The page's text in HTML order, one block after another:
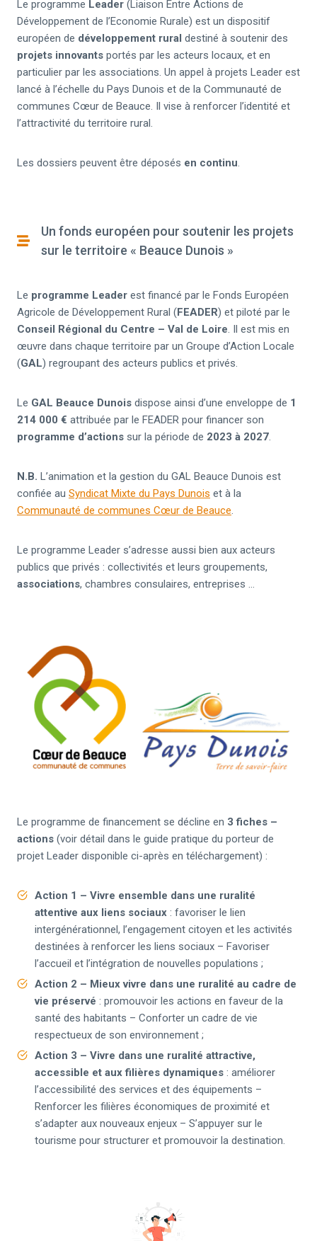
Le programme Leader (Liaison Entre Actions de
Développement de l’Economie Rurale) est un dispositif
européen de développement rural destiné à soutenir des
projets innovants portés par les acteurs locaux, et en
particulier par les associations. Un appel à projets Leader est
lancé à l’échelle du Pays Dunois et de la Communauté de
communes Cœur de Beauce. Il vise à renforcer l’identité et
l’attractivité du territoire rural.
Les dossiers peuvent être déposés en continu.
Un fonds européen pour soutenir les projets
sur le territoire « Beauce Dunois »
Le programme Leader est financé par le Fonds Européen
Agricole de Développement Rural (FEADER) et piloté par le
Conseil Régional du Centre – Val de Loire. Il est mis en
œuvre dans chaque territoire par un Groupe d’Action Locale
(GAL) regroupant des acteurs publics et privés.
Le GAL Beauce Dunois dispose ainsi d’une enveloppe de 1
214 000 € attribuée par le FEADER pour financer son
programme d’actions sur la période de 2023 à 2027.
N.B. L’animation et la gestion du GAL Beauce Dunois est
confiée au Syndicat Mixte du Pays Dunois et à la
Communauté de communes Cœur de Beauce.
Le programme Leader s’adresse aussi bien aux acteurs
publics que privés : collectivités et leurs groupements,
associations, chambres consulaires, entreprises …
Le programme de financement se décline en 3 fiches –
actions (voir détail dans le guide pratique du porteur de
projet Leader disponible ci-après en téléchargement) :
Action 1 – Vivre ensemble dans une ruralité
attentive aux liens sociaux : favoriser le lien
intergénérationnel, l’engagement citoyen et les activités
destinées à renforcer les liens sociaux – Favoriser
l’accueil et l’intégration de nouvelles populations ;
Action 2 – Mieux vivre dans une ruralité au cadre de
vie préservé : promouvoir les actions en faveur de la
santé des habitants – Conforter un cadre de vie
respectueux de son environnement ;
Action 3 – Vivre dans une ruralité attractive,
accessible et aux filières dynamiques : améliorer
l’accessibilité des services et des équipements –
Renforcer les filières économiques de proximité et
s’adapter aux nouveaux enjeux – S’appuyer sur le
tourisme pour structurer et promouvoir la destination.